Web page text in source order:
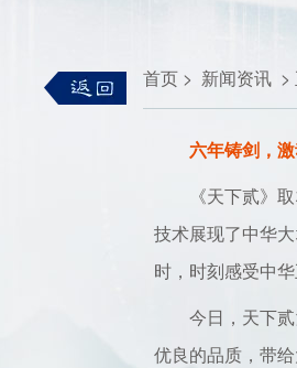
首页 > 新闻资讯 >
六年铸剑，
《天下贰》取
技术展现了中华
时，时刻感受中
今日，天下贰
优良的品质，带